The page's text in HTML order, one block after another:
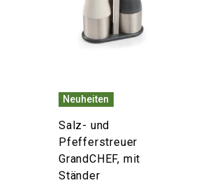
Neuheiten
Salz- und
Pfefferstreuer
GrandCHEF, mit
Ständer